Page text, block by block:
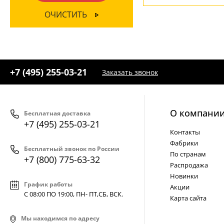
Черный(3)
ОЧИСТИТЬ
+7 (495) 255-03-21 Заказать звонок
Бесплатная доставка
+7 (495) 255-03-21
Бесплатный звонок по России
+7 (800) 775-63-32
График работы
С 08:00 ПО 19:00, ПН- ПТ,СБ, ВСК.
Мы находимся по адресу
О
Контакты
Фабрики
По странам
Распродажа
Новинки
Акции
Карта сайта